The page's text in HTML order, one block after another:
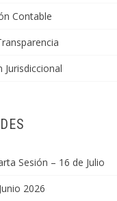
Contable
Sesión – 16 de Julio
2026